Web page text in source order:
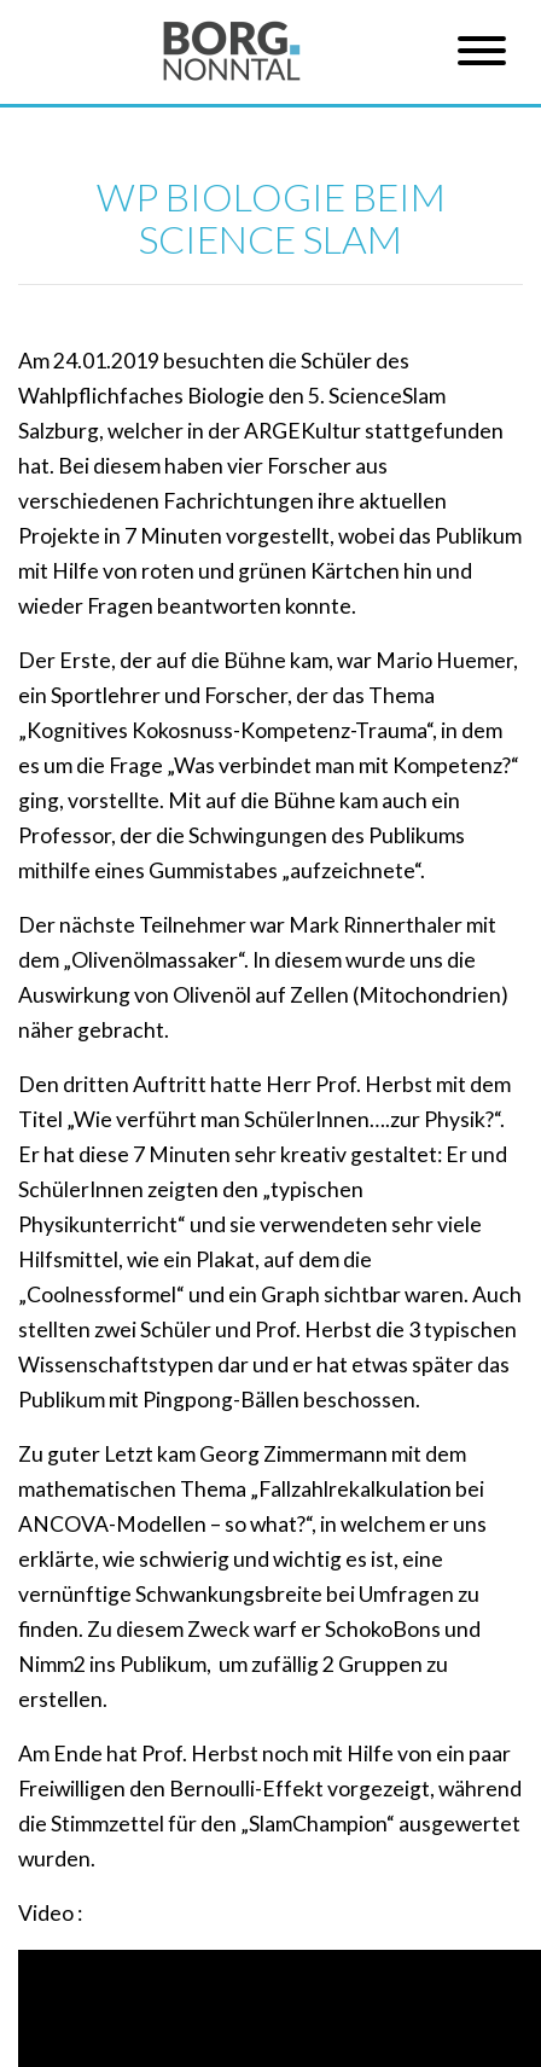
WP BIOLOGIE BEIM
SCIENCE SLAM
Am 24.01.2019 besuchten die Schüler des
Wahlpflichfaches Biologie den 5. ScienceSlam
Salzburg, welcher in der ARGEKultur stattgefunden
hat. Bei diesem haben vier Forscher aus
verschiedenen Fachrichtungen ihre aktuellen
Projekte in 7 Minuten vorgestellt, wobei das Publikum
mit Hilfe von roten und grünen Kärtchen hin und
wieder Fragen beantworten konnte.
Der Erste, der auf die Bühne kam, war Mario Huemer,
ein Sportlehrer und Forscher, der das Thema
„Kognitives Kokosnuss-Kompetenz-Trauma“, in dem
es um die Frage „Was verbindet man mit Kompetenz?“
ging, vorstellte. Mit auf die Bühne kam auch ein
Professor, der die Schwingungen des Publikums
mithilfe eines Gummistabes „aufzeichnete“.
Der nächste Teilnehmer war Mark Rinnerthaler mit
dem „Olivenölmassaker“. In diesem wurde uns die
Auswirkung von Olivenöl auf Zellen (Mitochondrien)
näher gebracht.
Den dritten Auftritt hatte Herr Prof. Herbst mit dem
Titel „Wie verführt man SchülerInnen….zur Physik?“.
Er hat diese 7 Minuten sehr kreativ gestaltet: Er und
SchülerInnen zeigten den „typischen
Physikunterricht“ und sie verwendeten sehr viele
Hilfsmittel, wie ein Plakat, auf dem die
„Coolnessformel“ und ein Graph sichtbar waren. Auch
stellten zwei Schüler und Prof. Herbst die 3 typischen
Wissenschaftstypen dar und er hat etwas später das
Publikum mit Pingpong-Bällen beschossen.
Zu guter Letzt kam Georg Zimmermann mit dem
mathematischen Thema „Fallzahlrekalkulation bei
ANCOVA-Modellen – so what?“, in welchem er uns
erklärte, wie schwierig und wichtig es ist, eine
vernünftige Schwankungsbreite bei Umfragen zu
finden. Zu diesem Zweck warf er SchokoBons und
Nimm2 ins Publikum, um zufällig 2 Gruppen zu
erstellen.
Am Ende hat Prof. Herbst noch mit Hilfe von ein paar
Freiwilligen den Bernoulli-Effekt vorgezeigt, während
die Stimmzettel für den „SlamChampion“ ausgewertet
wurden.
Video :